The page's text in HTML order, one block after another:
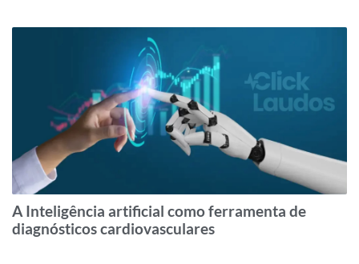
A Inteligência artificial como ferramenta de
diagnósticos cardiovasculares